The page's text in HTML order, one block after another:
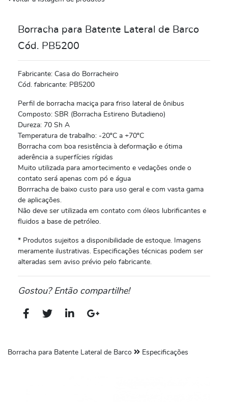
Ocultar itens da categoria BORRACHAS DE SILICONE
Ocultar itens da categoria BORRACHAS ESPONJOSAS
Ocultar itens da categoria BORRACHAS MACIÇAS
Ocultar itens da categoria PISO DE BORRACHA
Borracha para Batente Lateral de Barco
Cód. PB5200
Fabricante: Casa do Borracheiro
Cód. fabricante: PB5200
Perfil de borracha maciça para friso lateral de ônibus
Composto: SBR (Borracha Estireno Butadieno)
Dureza: 70 Sh A
Temperatura de trabalho: -20ºC a +70ºC
Borracha com boa resistência à deformação e ótima
aderência a superfícies rígidas
Muito utilizada para amortecimento e vedações onde o
contato será apenas com pó e água
Borrracha de baixo custo para uso geral e com vasta gama
de aplicações.
Não deve ser utilizada em contato com óleos lubrificantes e
fluidos a base de petróleo.
* Produtos sujeitos a disponibilidade de estoque. Imagens
meramente ilustrativas. Especificações técnicas podem ser
alteradas sem aviso prévio pelo fabricante.
Gostou? Então compartilhe!
Borracha para Batente Lateral de Barco Especificações